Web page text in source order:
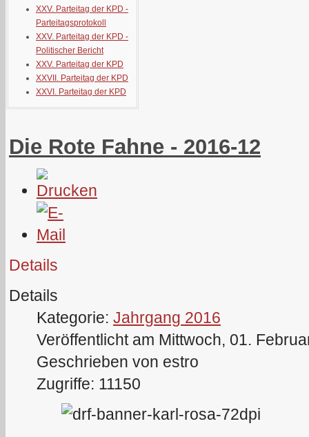
XXV. Parteitag der KPD -
Parteitagsprotokoll
XXV. Parteitag der KPD -
Politischer Bericht
XXV. Parteitag der KPD
XXVII. Parteitag der KPD
XXVI. Parteitag der KPD
Die Rote Fahne - 2016-12
Details
Details
Kategorie: Jahrgang 2016
Veröffentlicht am Mittwoch, 01.
Geschrieben von estro
Zugriffe: 11150